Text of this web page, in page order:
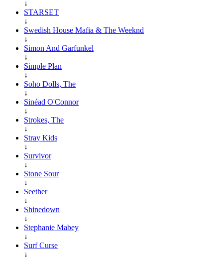
↓
STARSET
↓
Swedish House Mafia & The Weeknd
↓
Simon And Garfunkel
↓
Simple Plan
↓
Soho Dolls, The
↓
Sinéad O'Connor
↓
Strokes, The
↓
Stray Kids
↓
Survivor
↓
Stone Sour
↓
Seether
↓
Shinedown
↓
Stephanie Mabey
↓
Surf Curse
↓